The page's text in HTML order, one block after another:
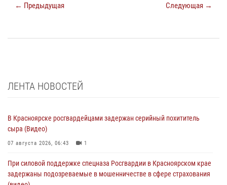
← Предыдущая Следующая →
ЛЕНТА НОВОСТЕЙ
В Красноярске росгвардейцами задержан серийный похититель
сыра (Видео)
07 августа 2026, 06:43 1
При силовой поддержке спецназа Росгвардии в Красноярском крае
задержаны подозреваемые в мошенничестве в сфере страхования